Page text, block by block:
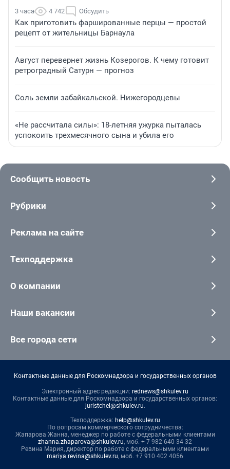
3 часа 4 742 Обсудить
Как приготовить фаршированные перцы — простой
рецепт от жительницы Барнаула
Август перевернет жизнь Козерогов. К чему готовит
ретроградный Сатурн — прогноз
Соль земли забайкальской. Нижегородцевы
«Не рассчитала силы»: 18-летняя ужурка пыталась
успокоить трехмесячного сына и убила его
Сообщить новость
Рубрики
Реклама на сайте
Техподдержка
О компании
Наши вакансии
Все города сети
Контактные данные для Роскомнадзора и государственных органов
Электронный адрес редакции: rednews@shkulev.ru
Контактные данные для Роскомнадзора и государственных органов:
juristchel@shkulev.ru.
Техподдержка: help@shkulev.ru
По вопросам коммерческого сотрудничества:
Жапарова Жанна, менеджер по работе с федеральными клиентами
zhanna.zhaparova@shkulev.ru, моб. + 7 982 640 34 32
Ревина Мария, директор по работе с федеральными клиентами
mariya.revina@shkulev.ru, моб. +7 910 402 4056